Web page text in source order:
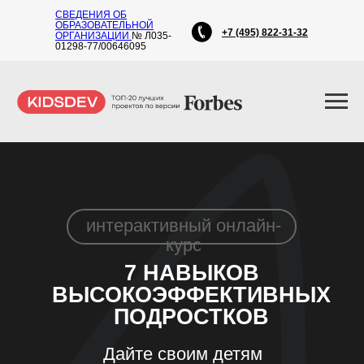
СВЕДЕНИЯ ОБ
ОБРАЗОВАТЕЛЬНОЙ
ОРГАНИЗАЦИИ № Л035-
01298-77/00646095
+7 (495) 822-31-32
интерактивный онлайн-
курс
7 НАВЫКОВ
ВЫСОКОЭФФЕКТИВНЫХ
ПОДРОСТКОВ
Дайте своим детям